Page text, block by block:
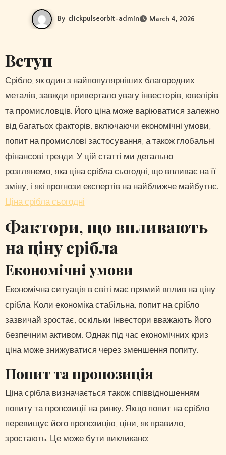
By clickpulseorbit-admin March 4, 2026
Вступ
Срібло, як один з найпопулярніших благородних
металів, завжди привертало увагу інвесторів, ювелірів
та промисловців. Його ціна може варіюватися залежно
від багатьох факторів, включаючи економічні умови,
попит на промислові застосування, а також глобальні
фінансові тренди. У цій статті ми детально
розглянемо, яка ціна срібла сьогодні, що впливає на її
зміну, і які прогнози експертів на найближче майбутнє.
Ціна срібла сьогодні
Фактори, що впливають
на ціну срібла
Економічні умови
Економічна ситуація в світі має прямий вплив на ціну
срібла. Коли економіка стабільна, попит на срібло
зазвичай зростає, оскільки інвестори вважають його
безпечним активом. Однак під час економічних криз
ціна може знижуватися через зменшення попиту.
Попит та пропозиція
Ціна срібла визначається також співвідношенням
попиту та пропозиції на ринку. Якщо попит на срібло
перевищує його пропозицію, ціни, як правило,
зростають. Це може бути викликано: